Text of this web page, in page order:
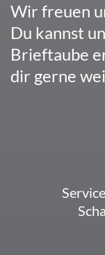
Wir freuen
Du kannst
Brief­taube
dir gerne